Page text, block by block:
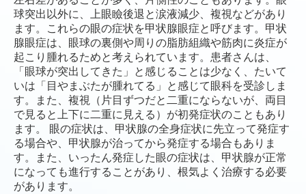
翼状片/よくじょうへん
テストトップ
球突出以外に、上眼瞼後退と涙液減少、複視などがあり
ます。これらの眼の症状を甲状腺眼症と呼びます。甲状
腺眼症は、眼球の裏側や周りの脂肪組織や筋肉に炎症が
起こり腫れるためと考えられています。患者さんは、
「眼球が突出してきた」と感じることは少なく、たいて
いは「目やまぶたが腫れてる」と感じて眼科を受診しま
す。また、複視（片目ずつだと二重にならないが、両目
で見ると上下に二重に見える）が初発症状のこともあり
ます。 眼の症状は、甲状腺の全身症状に先立って発症す
る場合や、甲状腺が治ってから発症する場合もありま
す。また、いったん発症した眼の症状は、甲状腺が正常
になっても進行することがあり、根気よく治療する必要
があります。